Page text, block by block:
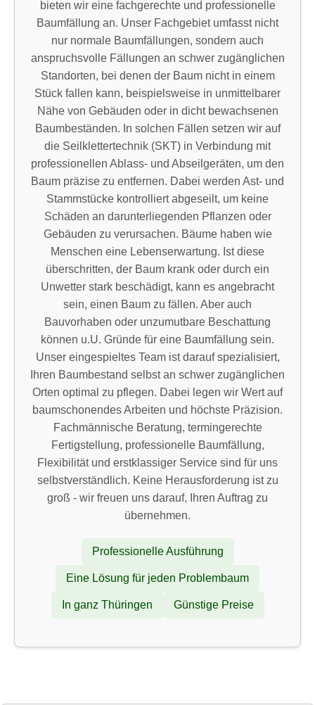
bieten wir eine fachgerechte und professionelle
Baumfällung an. Unser Fachgebiet umfasst nicht
nur normale Baumfällungen, sondern auch
anspruchsvolle Fällungen an schwer zugänglichen
Standorten, bei denen der Baum nicht in einem
Stück fallen kann, beispielsweise in unmittelbarer
Nähe von Gebäuden oder in dicht bewachsenen
Baumbeständen. In solchen Fällen setzen wir auf
die Seilklettertechnik (SKT) in Verbindung mit
professionellen Ablass- und Abseilgeräten, um den
Baum präzise zu entfernen. Dabei werden Ast- und
Stammstücke kontrolliert abgeseilt, um keine
Schäden an darunterliegenden Pflanzen oder
Gebäuden zu verursachen. Bäume haben wie
Menschen eine Lebenserwartung. Ist diese
überschritten, der Baum krank oder durch ein
Unwetter stark beschädigt, kann es angebracht
sein, einen Baum zu fällen. Aber auch
Bauvorhaben oder unzumutbare Beschattung
können u.U. Gründe für eine Baumfällung sein.
Unser eingespieltes Team ist darauf spezialisiert,
Ihren Baumbestand selbst an schwer zugänglichen
Orten optimal zu pflegen. Dabei legen wir Wert auf
baumschonendes Arbeiten und höchste Präzision.
Fachmännische Beratung, termingerechte
Fertigstellung, professionelle Baumfällung,
Flexibilität und erstklassiger Service sind für uns
selbstverständlich. Keine Herausforderung ist zu
groß - wir freuen uns darauf, Ihren Auftrag zu
übernehmen.
Professionelle Ausführung
Eine Lösung für jeden Problembaum
In ganz Thüringen Günstige Preise